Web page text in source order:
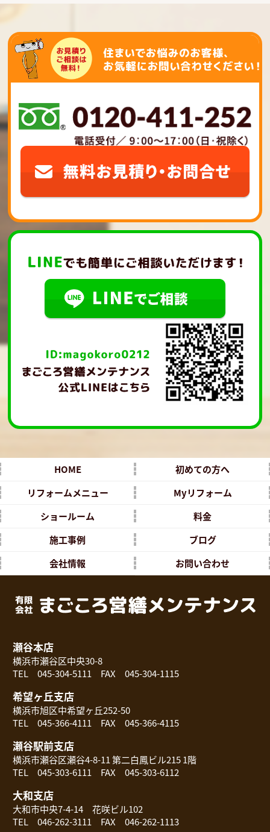
シ
ョ
ン
HOME
初めての方へ
リフォームメニュー
Myリフォーム
ショールーム
料金
施工事例
ブログ
会社情報
お問い合わせ
瀬谷本店
横浜市瀬谷区中央30-8
TEL 045-304-5111 FAX 045-304-1115
希望ヶ丘支店
横浜市旭区中希望ヶ丘252-50
TEL 045-366-4111 FAX 045-366-4115
瀬谷駅前支店
横浜市瀬谷区瀬谷4-8-11 第二白鳳ビル215 1階
TEL 045-303-6111 FAX 045-303-6112
大和支店
大和市中央7-4-14 花咲ビル102
TEL 046-262-3111 FAX 046-262-1113